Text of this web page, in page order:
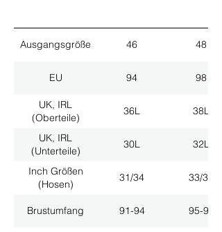
Ausgangsgröße 46 48
EU 94 98
UK, IRL
(Oberteile)
36L 38L
UK, IRL
(Unterteile)
30L 32L
Inch Größen
(Hosen)
31/34 33/34
Brustumfang 91-94 95-98